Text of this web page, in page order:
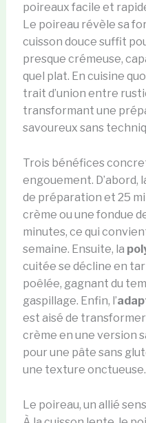
poireaux facile et
Le poireau révèle sa
cuisson douce suffit
presque crémeuse,
quel plat. En cuisine
trait d’union entre
transformant une
savoureux sans
Trois bénéfices
engouement. D’abord,
de préparation et 25
crème ou une fondue
minutes, ce qui
semaine. Ensuite, la
cuitée se décline en
poêlée, gagnant du
gaspillage. Enfin, l’
est aisé de
crème en une version
pour une pâte sans
une texture onctueuse.
Le poireau, un allié